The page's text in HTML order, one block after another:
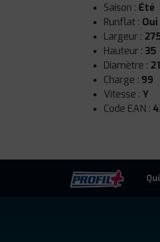
Saison : Été
Runflat : Oui
Largeur :
Hauteur : 35
Diamètre : 21
Charge : 99
Vitesse : Y
Code EAN :